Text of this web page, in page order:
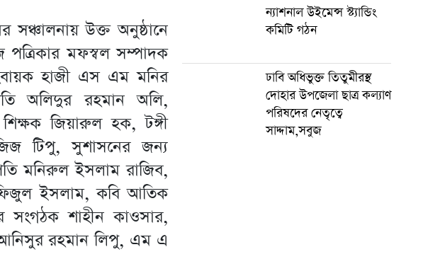
সঞ্চালনায় উক্ত অনুষ্ঠানে
পত্রিকার মফস্বল সম্পাদক
হাজী এস এম মনির
অলিদুর রহমান অলি,
শিক্ষক জিয়ারুল হক, টঙ্গী
টিপু, সুশাসনের জন্য
মনিরুল ইসলাম রাজিব,
ইসলাম, কবি আতিক
সংগঠক শাহীন কাওসার,
রহমান লিপু, এম এ
ন্যাশনাল উইমেন্স স্ট্যান্ডিং
কমিটি গঠন
ঢাবি অধিভুক্ত তিতুমীরস্থ
দোহার উপজেলা ছাত্র কল্যাণ
পরিষদের নেতৃত্বে
সাদ্দাম,সবুজ